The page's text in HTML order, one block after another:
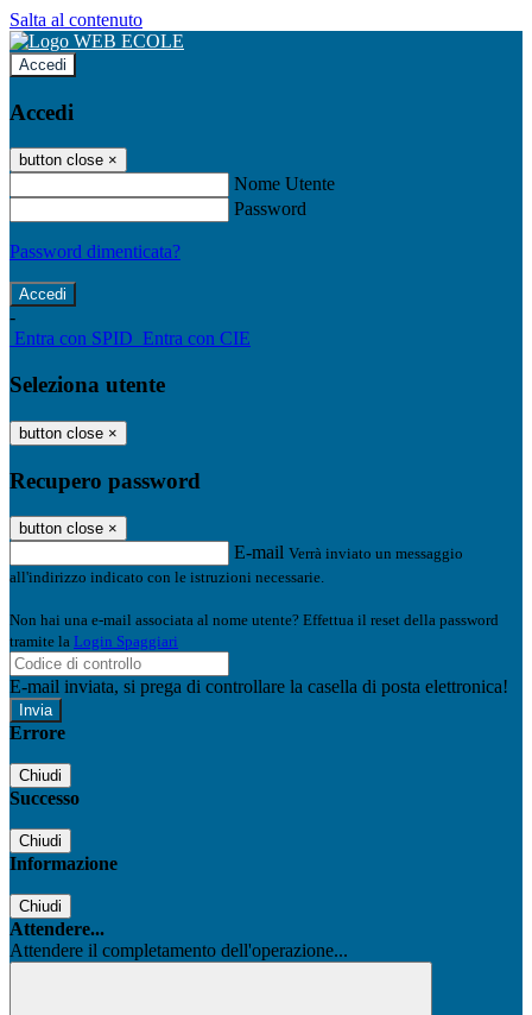
Salta al contenuto
Accedi
Accedi
button close ×
Nome Utente
Password
Password dimenticata?
-
Entra con SPID Entra con CIE
Seleziona utente
button close ×
Recupero password
button close ×
E-mail Verrà inviato un messaggio
all'indirizzo indicato con le istruzioni necessarie.
Non hai una e-mail associata al nome utente? Effettua il reset della password
tramite la Login Spaggiari
E-mail inviata, si prega di controllare la casella di posta elettronica!
Errore
Chiudi
Successo
Chiudi
Informazione
Chiudi
Attendere...
Attendere il completamento dell'operazione...